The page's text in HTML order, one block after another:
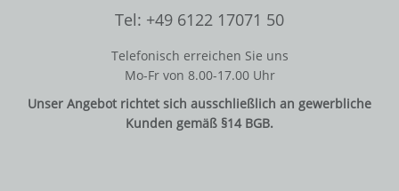
Tel: +49 6122 17071 50
Telefonisch erreichen Sie uns
Mo-Fr von 8.00-17.00 Uhr
Unser Angebot richtet sich ausschließlich an gewerbliche
Kunden gemäß §14 BGB.